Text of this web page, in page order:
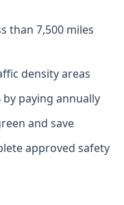
than 7,500 miles
density areas
by paying annually
and save
approved safety